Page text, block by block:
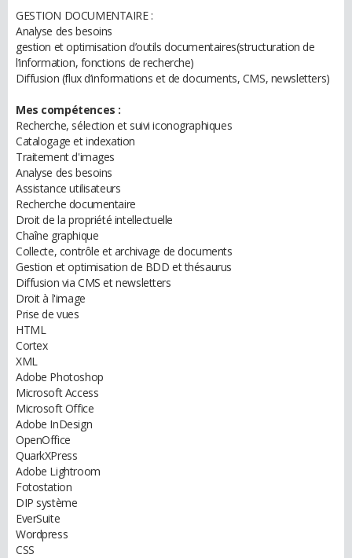
GESTION DOCUMENTAIRE :
Analyse des besoins
gestion et optimisation d’outils documentaires(structuration de
l’information, fonctions de recherche)
Diffusion (flux d’informations et de documents, CMS, newsletters)
Mes compétences :
Recherche, sélection et suivi iconographiques
Catalogage et indexation
Traitement d'images
Analyse des besoins
Assistance utilisateurs
Recherche documentaire
Droit de la propriété intellectuelle
Chaîne graphique
Collecte, contrôle et archivage de documents
Gestion et optimisation de BDD et thésaurus
Diffusion via CMS et newsletters
Droit à l'image
Prise de vues
HTML
Cortex
XML
Adobe Photoshop
Microsoft Access
Microsoft Office
Adobe InDesign
OpenOffice
QuarkXPress
Adobe Lightroom
Fotostation
DIP système
EverSuite
Wordpress
CSS